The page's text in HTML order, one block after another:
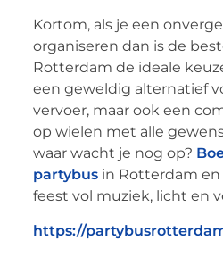
Kortom, als je een
organiseren dan is de
Rotterdam de ideale
een geweldig alternatief
vervoer, maar ook een
op wielen met alle
waar wacht je nog op?
partybusin Rotterdam en
feest vol muziek, licht en
https://